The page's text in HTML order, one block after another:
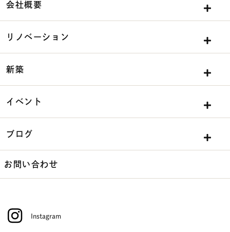
会社概要
リノベーション
新築
イベント
ブログ
お問い合わせ
Instagram